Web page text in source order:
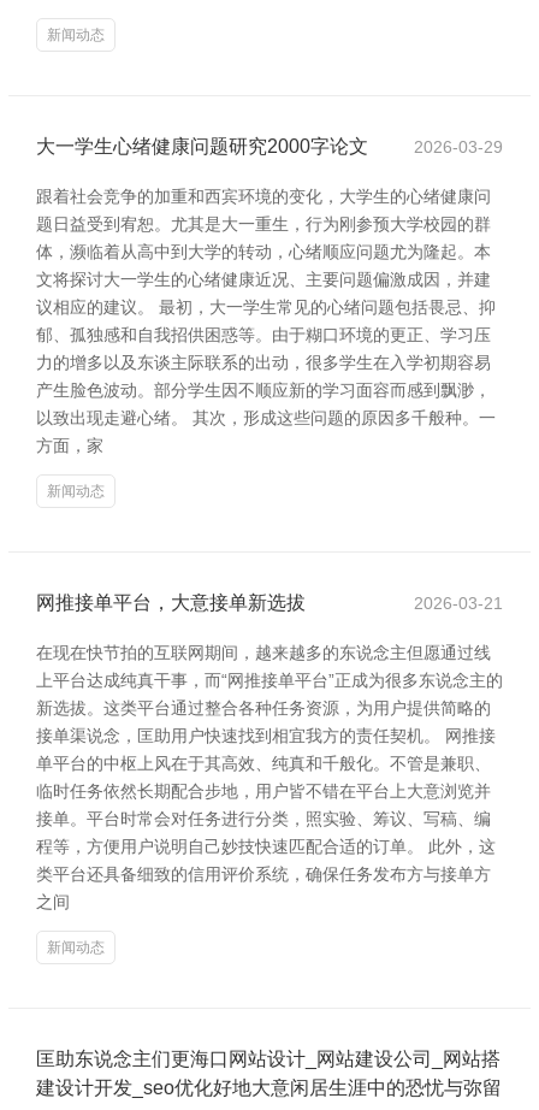
新闻动态
大一学生心绪健康问题研究2000字论文 2026-03-29
跟着社会竞争的加重和西宾环境的变化，大学生的心绪健康问
题日益受到宥恕。尤其是大一重生，行为刚参预大学校园的群
体，濒临着从高中到大学的转动，心绪顺应问题尤为隆起。本
文将探讨大一学生的心绪健康近况、主要问题偏激成因，并建
议相应的建议。 最初，大一学生常见的心绪问题包括畏忌、抑
郁、孤独感和自我招供困惑等。由于糊口环境的更正、学习压
力的增多以及东谈主际联系的出动，很多学生在入学初期容易
产生脸色波动。部分学生因不顺应新的学习面容而感到飘渺，
以致出现走避心绪。 其次，形成这些问题的原因多千般种。一
方面，家
新闻动态
网推接单平台，大意接单新选拔 2026-03-21
在现在快节拍的互联网期间，越来越多的东说念主但愿通过线
上平台达成纯真干事，而“网推接单平台”正成为很多东说念主的
新选拔。这类平台通过整合各种任务资源，为用户提供简略的
接单渠说念，匡助用户快速找到相宜我方的责任契机。 网推接
单平台的中枢上风在于其高效、纯真和千般化。不管是兼职、
临时任务依然长期配合步地，用户皆不错在平台上大意浏览并
接单。平台时常会对任务进行分类，照实验、筹议、写稿、编
程等，方便用户说明自己妙技快速匹配合适的订单。 此外，这
类平台还具备细致的信用评价系统，确保任务发布方与接单方
之间
新闻动态
匡助东说念主们更海口网站设计_网站建设公司_网站搭
建设计开发_seo优化好地大意闲居生涯中的恐忧与弥留